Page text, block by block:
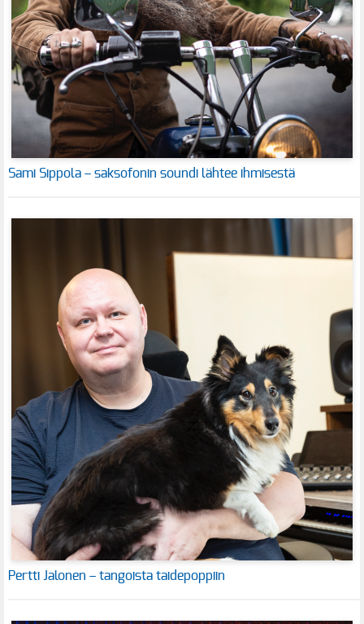
Sami Sippola – saksofonin soundi lähtee ihmisestä
Pertti Jalonen – tangoista taidepoppiin